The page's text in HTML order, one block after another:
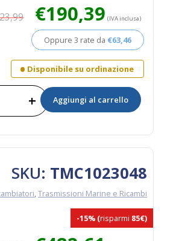
prezzo
originale
era:
€223,99.
€190,39 prezzo
attuale
è:
€190,39.
(IVA inclusa)
Oppure 3 rate da €63,46
Disponibile su ordinazione
+ Aggiungi al carrello
-15% (risparmi 85€)
SKU: TMC1023048
,Trasmissioni Marine e Ricambi